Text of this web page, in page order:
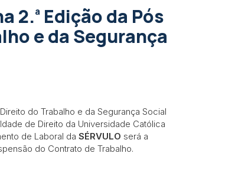
2.ª Edição da Pós
e da Segurança
do Trabalho e da Segurança Social
de Direito da Universidade Católica
de Laboral da SÉRVULO será a
do Contrato de Trabalho.